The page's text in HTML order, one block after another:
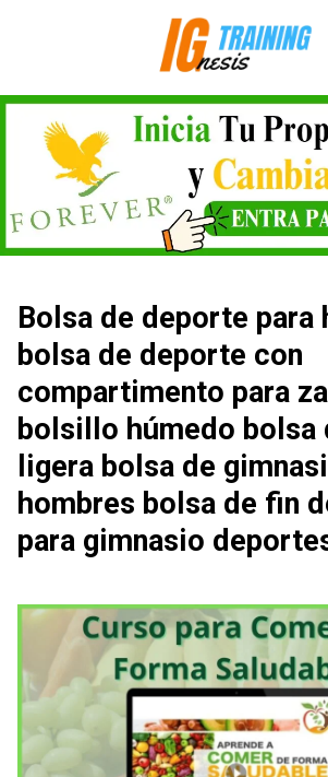
Bolsa de deporte para
bolsa de deporte con
compartimento para
bolsillo húmedo bolsa
ligera bolsa de
hombres bolsa de fin
para gimnasio